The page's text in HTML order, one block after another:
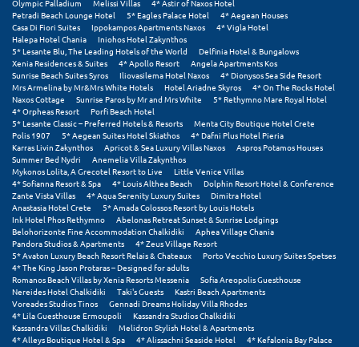
Σποράδες
Σύβοτα
Σύμη
Σύρος
Σχοινούσα
Τ
Τζουμέρκα
Τήνος
Τολό
Τριζόνια Φωκίδος
Τρίκαλα
Olympic Palladium
Melissi Villas
4* Astir of Naxos Hotel
Petradi Beach Lounge Hotel
5* Eagles Palace Hotel
4* Aegean Houses
Casa Di Fiori Suites
Ippokampos Apartments Naxos
4* Vigla Hotel
Halepa Hotel Chania
Iniohos Hotel Zakynthos
5* Lesante Blu, The Leading Hotels of the World
Delfinia Hotel & Bungalows
Xenia Residences & Suites
4* Apollo Resort
Angela Apartments Kos
Sunrise Beach Suites Syros
Iliovasilema Hotel Naxos
4* Dionysos Sea Side Resort
Mrs Armelina by Mr&Mrs White Hotels
Hotel Ariadne Skyros
4* On The Rocks Hotel
Naxos Cottage
Sunrise Paros by Mr and Mrs White
5* Rethymno Mare Royal Hotel
4* Orpheas Resort
Porfi Beach Hotel
5* Lesante Classic – Preferred Hotels & Resorts
Menta City Boutique Hotel Crete
Polis 1907
5* Aegean Suites Hotel Skiathos
4* Dafni Plus Hotel Pieria
Karras Livin Zakynthos
Apricot & Sea Luxury Villas Naxos
Aspros Potamos Houses
Summer Bed Nydri
Anemelia Villa Zakynthos
Mykonos Lolita, A Grecotel Resort to Live
Little Venice Villas
4* Sofianna Resort & Spa
4* Louis Althea Beach
Dolphin Resort Hotel & Conference
Zante Vista Villas
4* Aqua Serenity Luxury Suites
Dimitra Hotel
Anastasia Hotel Crete
5* Amada Colossos Resort by Louis Hotels
Ink Hotel Phos Rethymno
Abelonas Retreat Sunset & Sunrise Lodgings
Belohorizonte Fine Accommodation Chalkidiki
Aphea Village Chania
Pandora Studios & Apartments
4* Zeus Village Resort
5* Avaton Luxury Beach Resort Relais & Chateaux
Porto Vecchio Luxury Suites Spetses
4* The King Jason Protaras – Designed for adults
Romanos Beach Villas by Xenia Resorts Messenia
Sofia Areopolis Guesthouse
Nereides Hotel Chalkidiki
Taki's Guests
Kastri Beach Apartments
Voreades Studios Tinos
Gennadi Dreams Holiday Villa Rhodes
4* Lila Guesthouse Ermoupoli
Kassandra Studios Chalkidiki
Kassandra Villas Chalkidiki
Melidron Stylish Hotel & Apartments
4* Alleys Boutique Hotel & Spa
4* Alissachni Seaside Hotel 4* Kefalonia Bay Palace